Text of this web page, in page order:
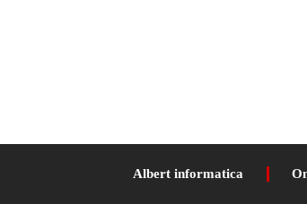
Albert informatica